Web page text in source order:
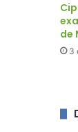
de
3